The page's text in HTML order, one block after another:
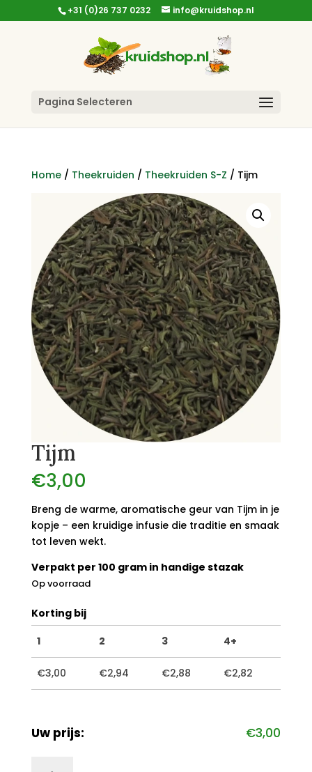
+31 (0)26 737 0232 info@kruidshop.nl
Pagina Selecteren
Home/ Theekruiden / Theekruiden S-Z / Tijm
Tijm
€3,00
Breng de warme, aromatische geur van Tijm in je
kopje – een kruidige infusie die traditie en smaak
tot leven wekt.
Verpakt per 100 gram in handige stazak
Op voorraad
Korting bij
1
2 3 4+
€3,00 €2,94 €2,88 €2,82
Uw prijs: €3,00